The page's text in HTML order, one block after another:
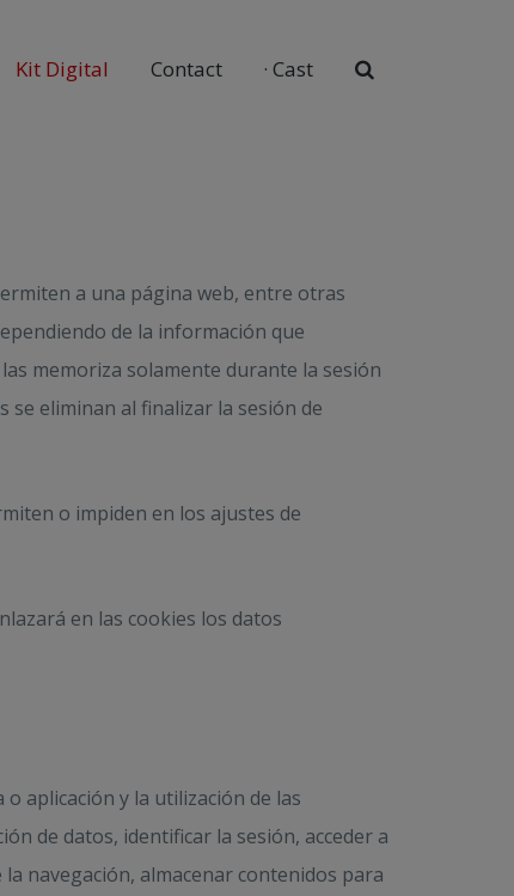
Kit Digital Contact · Cast
a una página web, entre otras
de la información que
memoriza solamente durante la sesión
se eliminan al finalizar la sesión de
o impiden en los ajustes de
en las cookies los datos
aplicación y la utilización de las
de datos, identificar la sesión, acceder a
navegación, almacenar contenidos para